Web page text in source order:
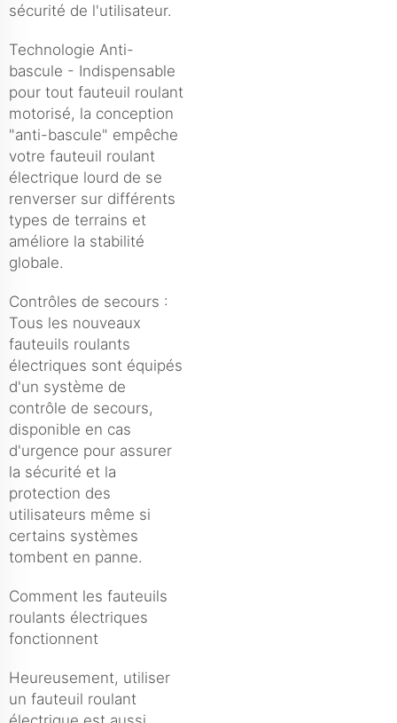
sécurité de l'utilisateur.
Technologie Anti-
bascule - Indispensable
pour tout fauteuil roulant
motorisé, la conception
"anti-bascule" empêche
votre fauteuil roulant
électrique lourd de se
renverser sur différents
types de terrains et
améliore la stabilité
globale.
Contrôles de secours :
Tous les nouveaux
fauteuils roulants
électriques sont équipés
d'un système de
contrôle de secours,
disponible en cas
d'urgence pour assurer
la sécurité et la
protection des
utilisateurs même si
certains systèmes
tombent en panne.
Comment les fauteuils
roulants électriques
fonctionnent
Heureusement, utiliser
un fauteuil roulant